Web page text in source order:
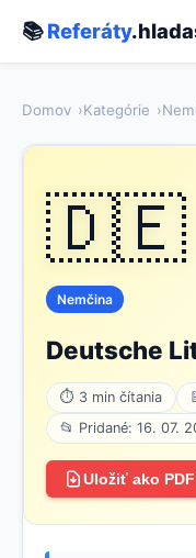
📚Referáty
Domov Kategórie
🇩🇪
Nemčina
Deutsche
⏱ 3 min čítania
📂 Pridané: 16. 07.
Uložiť ako PDF